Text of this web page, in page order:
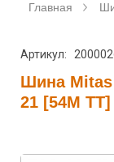
Главная
Артикул:
Шина Mitas
21 [54M